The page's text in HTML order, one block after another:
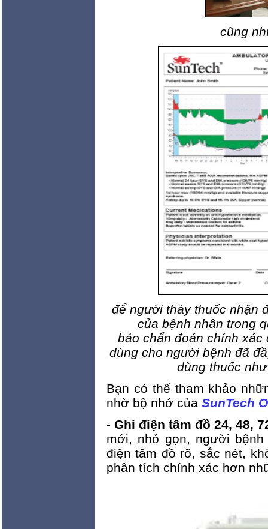
cũng
để người thày thuốc nhận
của bệnh nhân trong
bảo chẩn đoán chính
dùng cho người bệnh đã
dùng thuốc
Bạn có thể tham khảo
nhờ bộ nhớ của SunTech
- Ghi điện tâm đồ 24, 48,
mới, nhỏ gọn, người
điện tâm đồ rõ, sắc nét,
phân tích chính xác hơn